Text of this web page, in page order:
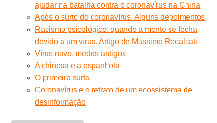
ajudar na batalha contra o coronavírus na China
Após o surto do coronavírus. Alguns depoimentos
Racismo psicológico: quando a mente se fecha
devido a um vírus. Artigo de Massimo Recalcati
Vírus novo, medos antigos
A chinesa e a espanhola
O primeiro surto
Coronavírus e o retrato de um ecossistema de
desinformação